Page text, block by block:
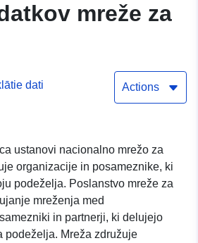
mreže za
dati Actions
ustanovi nacionalno mrežo za
organizacije in posameznike, ki
podeželja. Poslanstvo mreže za
mreženja med
in partnerji, ki delujejo
podeželja. Mreža združuje